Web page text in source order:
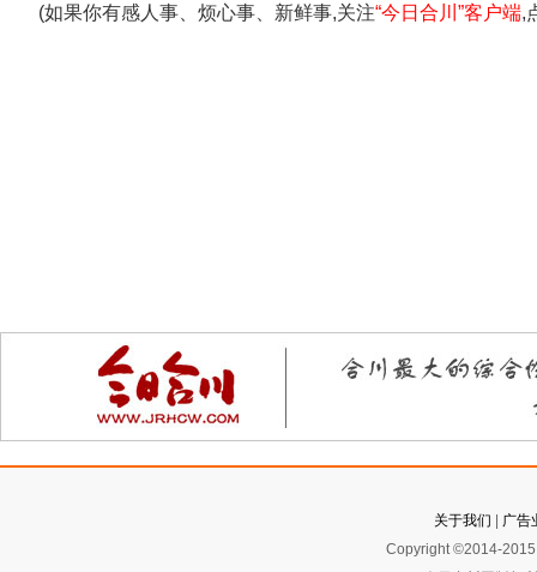
(如果你有感人事、烦心事、新鲜事,关注“今日合川”客户端,
关于我们
广告
Copyright ©2014-